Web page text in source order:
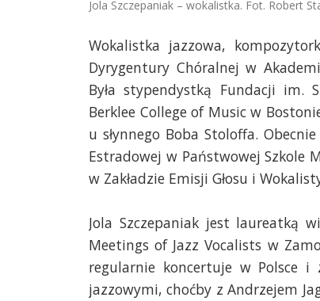
Jola Szczepaniak – wokalistka. Fot. Robert
Wokalistka jazzowa,
Dyrygentury Chóralnej w
Była stypendystką Fundacji im.
Berklee College of Music w
u słynnego Boba Stoloffa.
Estradowej w Państwowej Szkole
w Zakładzie Emisji Głosu i
Jola Szczepaniak jest laureatką
Meetings of Jazz Vocalists w
regularnie koncertuje w Polsce i
jazzowymi, choćby z Andrzejem